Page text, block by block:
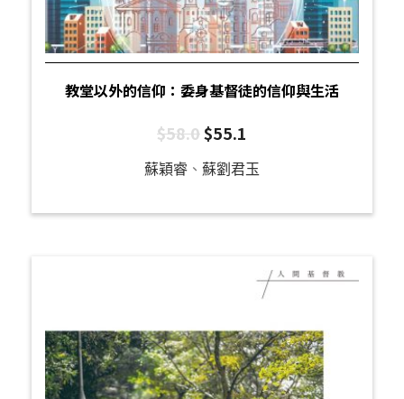
教堂以外的信仰：委身基督徒的信仰與生活
$58.0$55.1
蘇穎睿 、 蘇劉君玉